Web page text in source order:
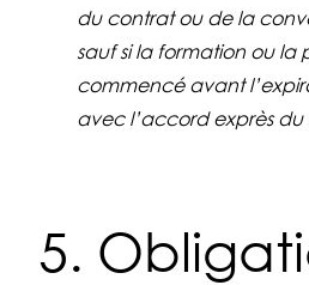
du contrat ou de la
sauf si la formation ou la
commencé avant
avec l’accord exprès du
5.